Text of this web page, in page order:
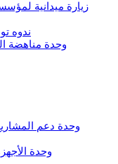
زيارة ميدانية
ندوه
وحدة مناهضة
وحدة دعم
وحدة